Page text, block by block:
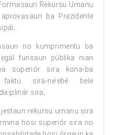
Rekursu Umanu
ba Prezidente
no kumprimentu ba
funsaun públika nian
superiór sira kona-ba
faktu sira-ne’ebé bele
sira;
jestaun rekursu umanu sira
hosi superiór sira no